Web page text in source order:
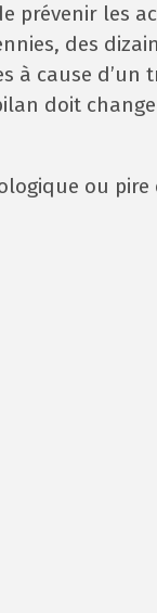
prévenir les
des
à cause d’un
doit
ou pire